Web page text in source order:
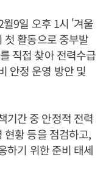
9일 오후 1시 '겨울
첫 활동으로 중부발
직접 찾아 전력수급
안정 운영 방안 및
기간 중 안정적 전력
현황 등을 점검하고,
하기 위한 준비 태세